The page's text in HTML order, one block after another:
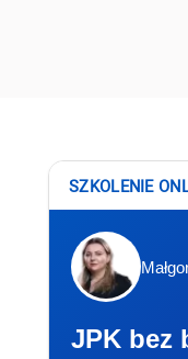
SZKOLENIE
JPK bez